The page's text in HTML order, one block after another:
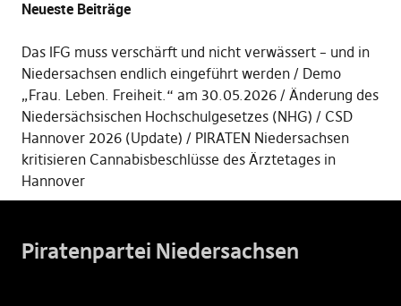
Neueste Beiträge
Das IFG muss verschärft und nicht verwässert – und in
Niedersachsen endlich eingeführt werden
Demo
„Frau. Leben. Freiheit.“ am 30.05.2026
Änderung des
Niedersächsischen Hochschulgesetzes (NHG)
CSD
Hannover 2026 (Update)
PIRATEN Niedersachsen
kritisieren Cannabisbeschlüsse des Ärztetages in
Hannover
Piratenpartei Niedersachsen